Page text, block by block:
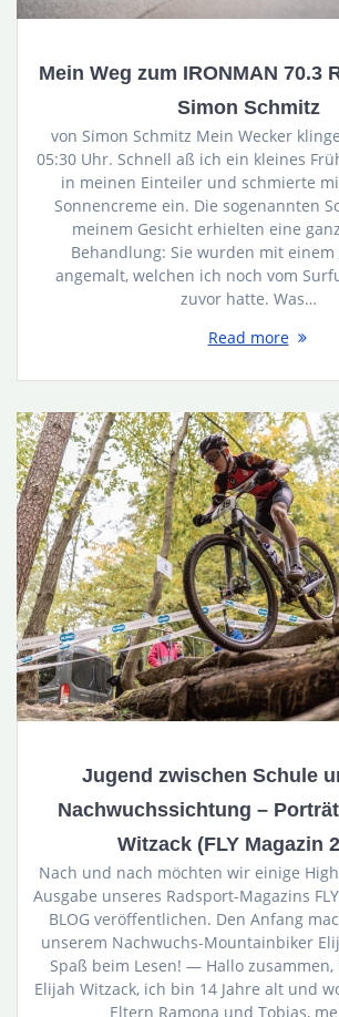
Mein Weg zum IRONMAN 70.3
Simon Schmitz
von Simon Schmitz Mein Wecker
05:30 Uhr. Schnell aß ich ein kleines
in meinen Einteiler und schmierte
Sonnencreme ein. Die sogenannten
meinem Gesicht erhielten eine
Behandlung: Sie wurden mit
angemalt, welchen ich noch vom
zuvor hatte. Was…
Read more
Jugend zwischen Schule
Nachwuchssichtung –
Witzack (FLY Magazin
Nach und nach möchten wir einige
Ausgabe unseres Radsport-Magazins
BLOG veröffentlichen. Den Anfang
unserem Nachwuchs-Mountainbiker
Spaß beim Lesen! — Hallo
Elijah Witzack, ich bin 14 Jahre alt und
Eltern Ramona und Tobias,